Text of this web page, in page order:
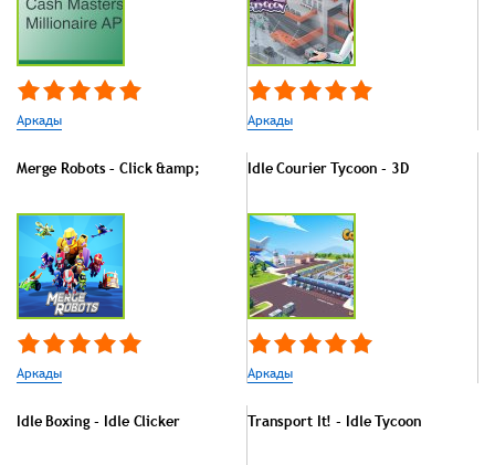
Аркады Аркады
Merge Robots – Click &amp;
Аркады
Idle Courier Tycoon - 3D
Аркады
Idle Boxing - Idle Clicker Transport It! - Idle Tycoon